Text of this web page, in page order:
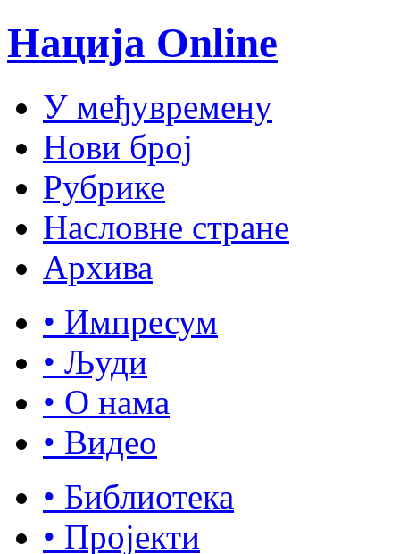
Нација Online
У међувремену
Нови број
Рубрике
Насловне стране
Архива
• Импресум
• Људи
• О нама
• Видео
• Библиотека
• Пројекти